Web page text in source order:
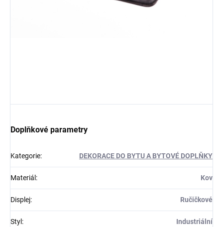
Doplňkové parametry
Kategorie: DEKORACE DO BYTU A BYTOVÉ DOPLŇKY
Materiál : Kov
Displej: Ručičkové
Styl : Industriální